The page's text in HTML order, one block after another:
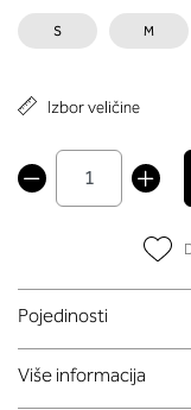
S M
Izbor veličine
Pojedinosti
Više informacija